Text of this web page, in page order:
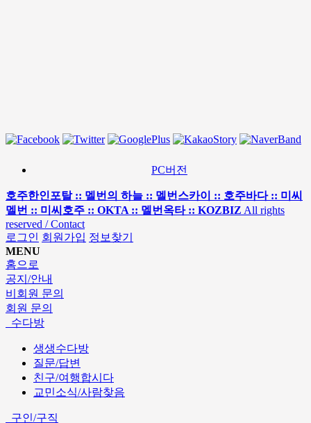
PC버전
호주한인포탈 :: 멜번의 하늘 :: 멜번스카이 :: 호주바다 :: 미씨
멜번 :: 미씨호주 :: OKTA :: 멜번옥타 :: KOZBIZ All rights
reserved / Contact
로그인 회원가입 정보찾기
MENU
홈으로
공지/안내
비회원 문의
회원 문의
수다방
생생수다방
질문/답변
친구/여행합시다
교민소식/사람찾음
구인/구직